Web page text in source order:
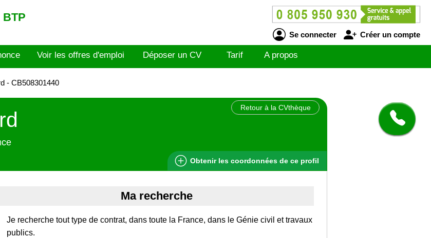
Se connecter Créer un compte
Voir les offres d'emploi Déposer un CV Tarif A propos
- CB508301440
Retour à la CVthèque
Obtenir les coordonnées de ce profil
Ma recherche
Je recherche tout type de contrat, dans toute la France, dans le Génie civil et travaux
publics.